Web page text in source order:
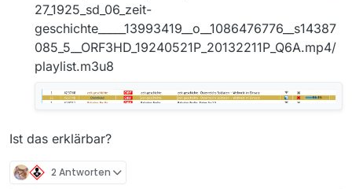
27_1925_sd_06_zeit-
geschichte_____13993419__o__1086476776__s14387
085_5__ORF3HD_19240521P_20132211P_Q6A.mp4/
playlist.m3u8
Ist das erklärbar?
2 Antworten